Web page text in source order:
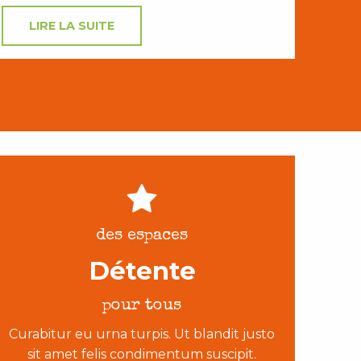
LIRE LA SUITE
des espaces
Détente
pour tous
Curabitur eu urna turpis. Ut blandit justo
sit amet felis condimentum suscipit.